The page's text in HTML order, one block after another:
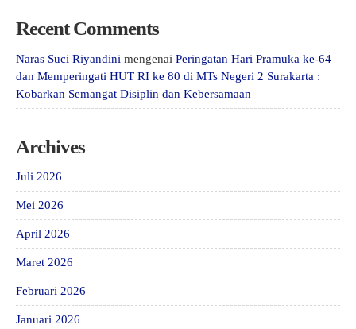
Recent Comments
Naras Suci Riyandini mengenai Peringatan Hari Pramuka ke-64
dan Memperingati HUT RI ke 80 di MTs Negeri 2 Surakarta :
Kobarkan Semangat Disiplin dan Kebersamaan
Archives
Juli 2026
Mei 2026
April 2026
Maret 2026
Februari 2026
Januari 2026